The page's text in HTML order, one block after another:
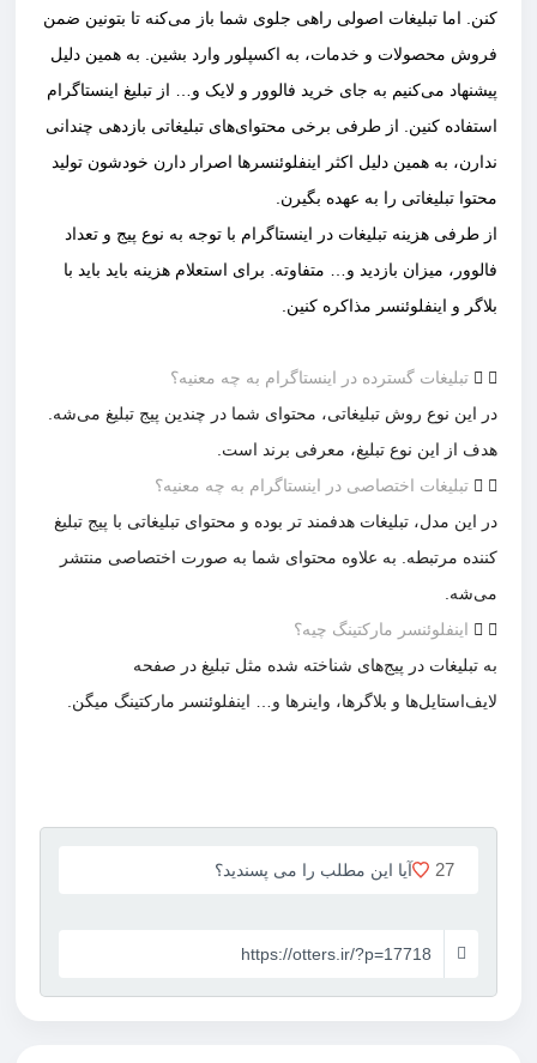
کنن. اما تبلیغات اصولی راهی جلوی شما باز می‌کنه تا بتونین ضمن
فروش محصولات و خدمات، به اکسپلور وارد بشین. به همین دلیل
پیشنهاد می‌کنیم به جای خرید فالوور و لایک و… از تبلیغ اینستاگرام
استفاده کنین. از طرفی برخی محتوای‌های تبلیغاتی بازدهی چندانی
ندارن، به همین دلیل اکثر اینفلوئنسرها اصرار دارن خودشون تولید
محتوا تبلیغاتی را به عهده بگیرن.
از طرفی هزینه تبلیغات در اینستاگرام با توجه به نوع پیج و تعداد
فالوور، میزان بازدید و… متفاوته. برای استعلام هزینه باید باید با
بلاگر و اینفلوئنسر مذاکره کنین.
تبلیغات گسترده در اینستاگرام به چه معنیه؟
در این نوع روش تبلیغاتی، محتوای شما در چندین پیج تبلیغ می‌شه.
هدف از این نوع تبلیغ، معرفی برند است.
تبلیغات اختصاصی در اینستاگرام به چه معنیه؟
در این مدل، تبلیغات هدفمند تر بوده و محتوای تبلیغاتی با پیج تبلیغ
کننده مرتبطه. به علاوه محتوای شما به صورت اختصاصی منتشر
می‌شه.
اینفلوئنسر مارکتینگ چیه؟
به تبلیغات در پیج‌های شناخته شده مثل تبلیغ در صفحه
لایف‌استایل‌ها و بلاگرها، واینرها و… اینفلوئنسر مارکتینگ میگن.
آیا این مطلب را می پسندید؟ 27
https://otters.ir/?p=17718